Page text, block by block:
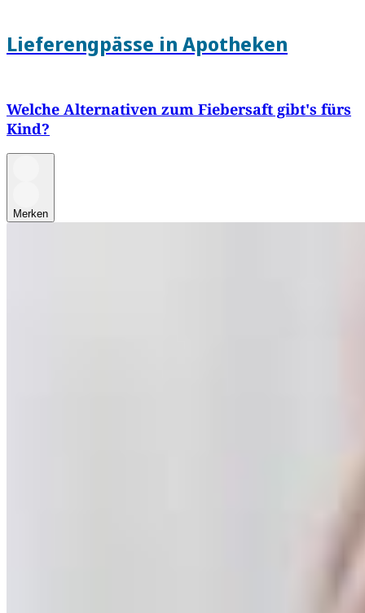
Lieferengpässe in Apotheken
Welche Alternativen zum Fiebersaft gibt's fürs
Kind?
Merken